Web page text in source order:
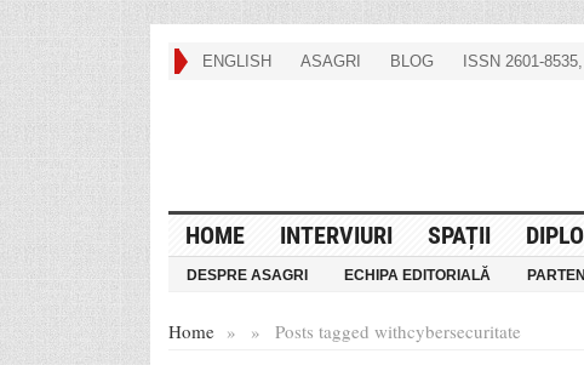
ENGLISH ASAGRI BLOG ISSN 2601-
HOME INTERVIURI SPAȚII
DESPRE ASAGRI ECHIPA EDITORIALĂ
Home » Posts tagged with
» cybersecuritate